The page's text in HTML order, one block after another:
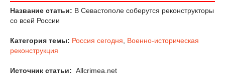
Название статьи: В Севастополе соберутся реконструкторы
со всей России
Категория темы: Россия сегодня
Военно-историческая
реконструкция
Источник статьи: Allcrimea.net